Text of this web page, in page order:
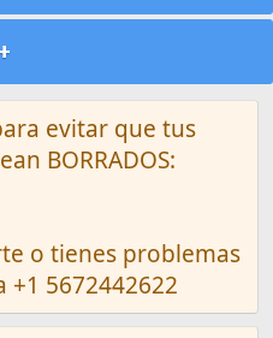
+
para evitar que tus
BORRADOS:
o tienes problemas
+1 5672442622